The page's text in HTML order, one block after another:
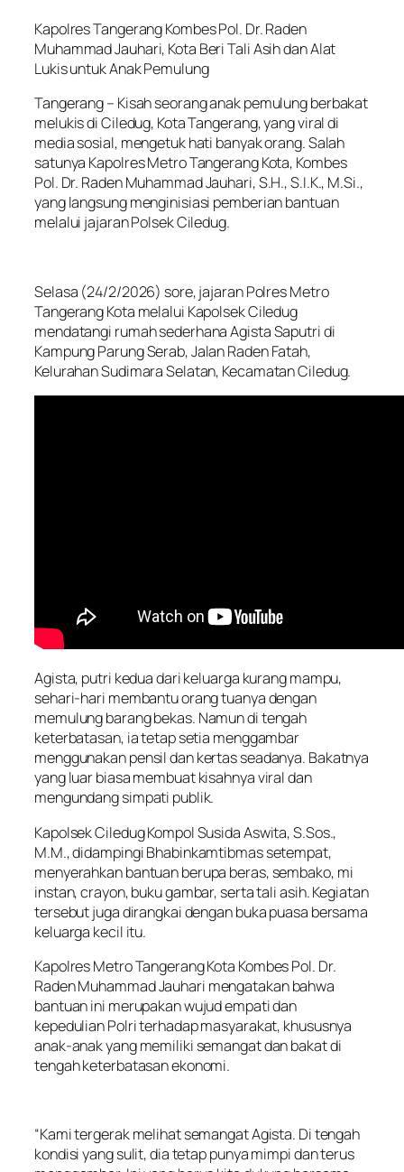
Kapolres Tangerang Kombes Pol. Dr. Raden
Muhammad Jauhari, Kota Beri Tali Asih dan Alat
Lukis untuk Anak Pemulung
Tangerang – Kisah seorang anak pemulung berbakat
melukis di Ciledug, Kota Tangerang, yang viral di
media sosial, mengetuk hati banyak orang. Salah
satunya Kapolres Metro Tangerang Kota, Kombes
Pol. Dr. Raden Muhammad Jauhari, S.H., S.I.K., M.Si.,
yang langsung menginisiasi pemberian bantuan
melalui jajaran Polsek Ciledug.
Selasa (24/2/2026) sore, jajaran Polres Metro
Tangerang Kota melalui Kapolsek Ciledug
mendatangi rumah sederhana Agista Saputri di
Kampung Parung Serab, Jalan Raden Fatah,
Kelurahan Sudimara Selatan, Kecamatan Ciledug.
Agista, putri kedua dari keluarga kurang mampu,
sehari-hari membantu orang tuanya dengan
memulung barang bekas. Namun di tengah
keterbatasan, ia tetap setia menggambar
menggunakan pensil dan kertas seadanya. Bakatnya
yang luar biasa membuat kisahnya viral dan
mengundang simpati publik.
Kapolsek Ciledug Kompol Susida Aswita, S.Sos.,
M.M., didampingi Bhabinkamtibmas setempat,
menyerahkan bantuan berupa beras, sembako, mi
instan, crayon, buku gambar, serta tali asih. Kegiatan
tersebut juga dirangkai dengan buka puasa bersama
keluarga kecil itu.
Kapolres Metro Tangerang Kota Kombes Pol. Dr.
Raden Muhammad Jauhari mengatakan bahwa
bantuan ini merupakan wujud empati dan
kepedulian Polri terhadap masyarakat, khususnya
anak-anak yang memiliki semangat dan bakat di
tengah keterbatasan ekonomi.
“Kami tergerak melihat semangat Agista. Di tengah
kondisi yang sulit, dia tetap punya mimpi dan terus